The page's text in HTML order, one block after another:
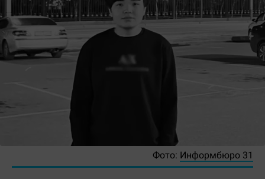
Фото: Информбюро 31